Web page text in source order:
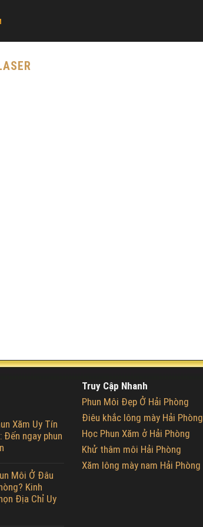
Xăm Uy Tín
Đến ngay phun
Môi Ở Đâu
Kinh
Địa Chỉ Uy
Truy Cập Nhanh
Phun Môi Đẹp Ở Hải Phòng
Điêu khắc lông mày Hải Phòng
Học Phun Xăm ở Hải Phòng
Khử thâm môi Hải Phòng
Xăm lông mày nam Hải Phòng